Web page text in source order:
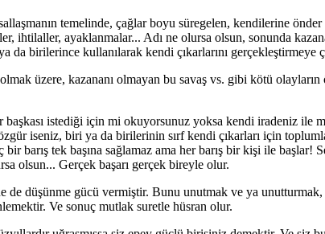
temelinde, çağlar boyu süregelen, kendilerine
ihtilaller, ayaklanmalar... Adı ne olursa olsun, sonunda
birilerince kullanılarak kendi çıkarlarını gerçekleştirmeye
üzere, kazananı olmayan bu savaş vs. gibi kötü olayların
istediği için mi okuyorsunuz yoksa kendi iradeniz ile
iseniz, biri ya da birilerinin sırf kendi çıkarları için
barış tek başına sağlamaz ama her barış bir kişi ile başlar!
olsun... Gerçek başarı gerçek bireyle olur.
düşünme gücü vermiştir. Bunu unutmak ve ya
Ve sonuç mutlak suretle hüsran olur.